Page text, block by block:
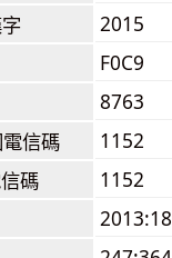
2015
F0C9
8763
信碼
1152
碼
1152